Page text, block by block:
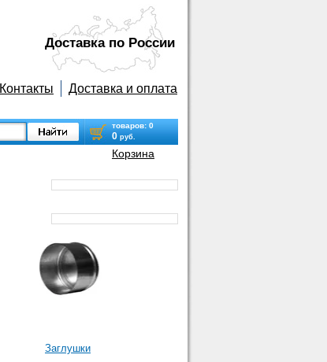
Контакты Доставка и оплата
Доставка по Роcсии
товаров: 0
0 руб.
Корзина
Заглушки